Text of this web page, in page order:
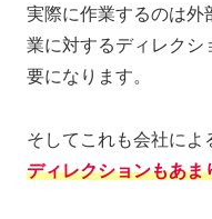
実際に作業するのは外
業に対するディレクシ
要になります。
そしてこれも会社によ
ディレクションもあま